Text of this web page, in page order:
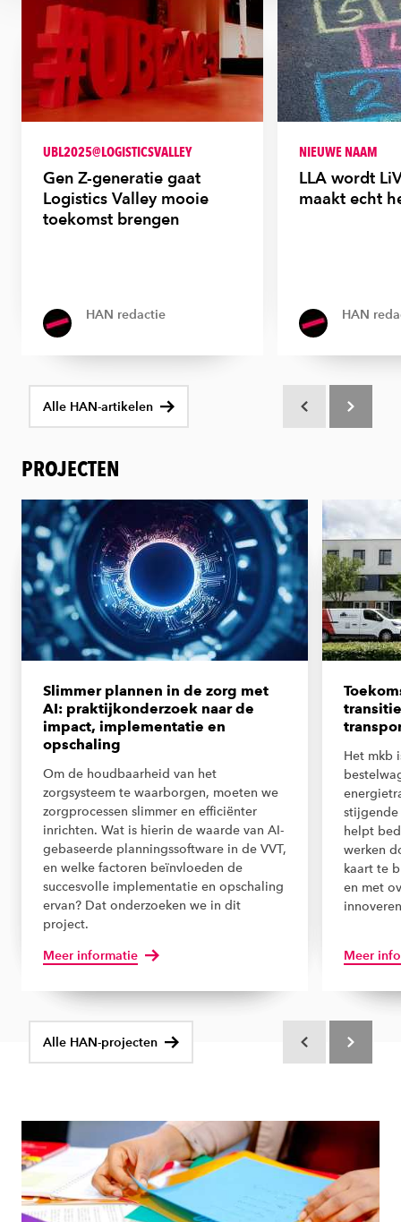
UBL2025@LOGISTICSVALLEY
Gen Z-generatie gaat
Logistics Valley mooie
toekomst brengen
HAN redactie
NIEUWE NAAM
LLA wordt
maakt echt
HAN
Alle HAN-artikelen
PROJECTEN
Slimmer plannen in de zorg met
AI: praktijkonderzoek naar de
impact, implementatie en
opschaling
Om de houdbaarheid van het
zorgsysteem te waarborgen, moeten we
zorgprocessen slimmer en efficiënter
inrichten. Wat is hierin de waarde van AI-
gebaseerde planningssoftware in de VVT,
en welke factoren beïnvloeden de
succesvolle implementatie en opschaling
ervan? Dat onderzoeken we in dit
project.
Meer informatie
Het mkb
stijgende
helpt
werken
kaart te
en met
Meer
Alle HAN-projecten